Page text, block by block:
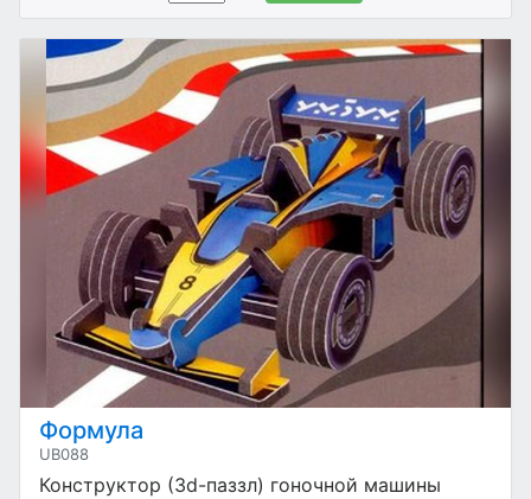
Формула
UB088
Конструктор (3d-паззл) гоночной машины